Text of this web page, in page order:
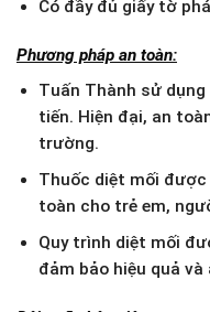
Có đầy đủ giấy tờ
Phương pháp an toàn:
Tuấn Thành sử
tiến. Hiện đại, an
trường.
Thuốc diệt mối được
toàn cho trẻ em,
Quy trình diệt mối
đảm bảo hiệu quả và